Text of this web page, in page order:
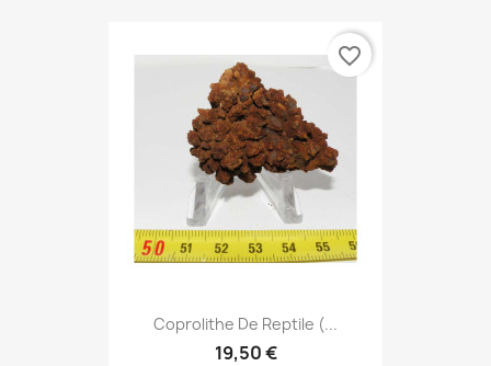
Coprolithe De Reptile (...
19,50 €
favorite_border